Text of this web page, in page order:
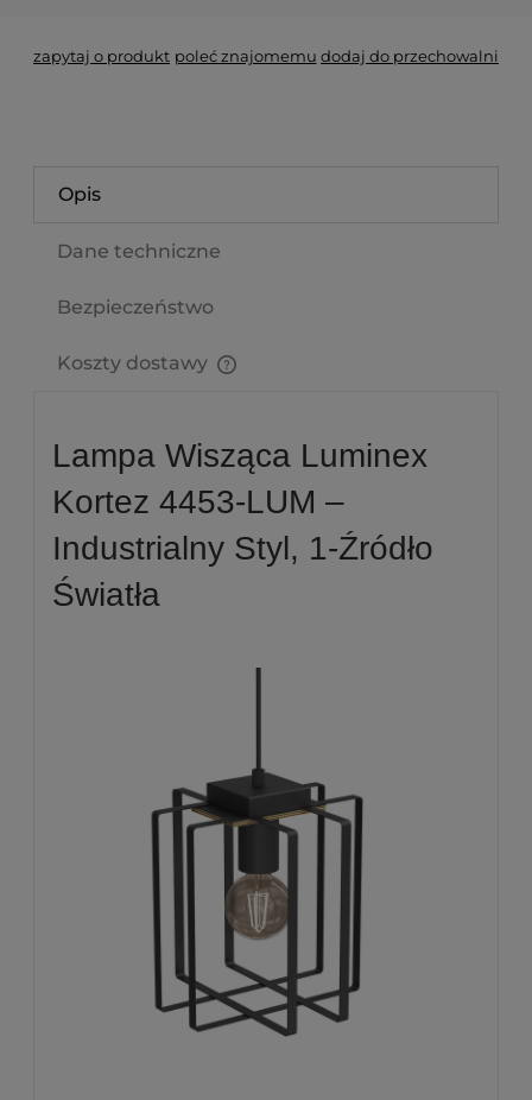
zapytaj o produkt poleć znajomemu dodaj do przechowalni
Opis
Dane techniczne
Bezpieczeństwo
Koszty dostawy
Lampa Wisząca Luminex
Kortez 4453-LUM –
Industrialny Styl, 1-Źródło
Światła